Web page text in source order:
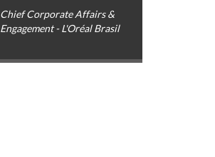
Chief Corporate Affairs &
Engagement - L'Oréal Brasil